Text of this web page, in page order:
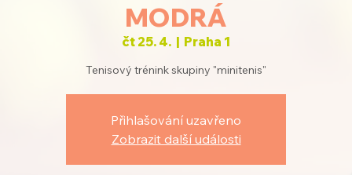
MODRÁ
čt 25. 4.
  |
Praha 1
Tenisový trénink skupiny "minitenis"
Přihlašování uzavřeno
Zobrazit další události